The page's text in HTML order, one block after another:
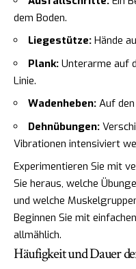
dem Boden.
Liegestütze: Hände
Plank: Unterarme auf
Linie.
Wadenheben: Auf
Dehnübungen:
Vibrationen intensiviert
Experimentieren Sie mit
Sie heraus, welche
und welche
Beginnen Sie mit
allmählich.
Häufigkeit und Dauer